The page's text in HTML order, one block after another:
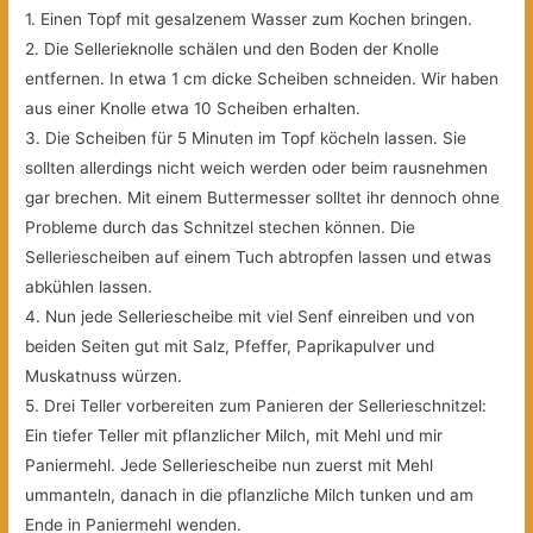
1. Einen Topf mit gesalzenem Wasser zum Kochen bringen.
2. Die Sellerieknolle schälen und den Boden der Knolle
entfernen. In etwa 1 cm dicke Scheiben schneiden. Wir haben
aus einer Knolle etwa 10 Scheiben erhalten.
3. Die Scheiben für 5 Minuten im Topf köcheln lassen. Sie
sollten allerdings nicht weich werden oder beim rausnehmen
gar brechen. Mit einem Buttermesser solltet ihr dennoch ohne
Probleme durch das Schnitzel stechen können. Die
Selleriescheiben auf einem Tuch abtropfen lassen und etwas
abkühlen lassen.
4. Nun jede Selleriescheibe mit viel Senf einreiben und von
beiden Seiten gut mit Salz, Pfeffer, Paprikapulver und
Muskatnuss würzen.
5. Drei Teller vorbereiten zum Panieren der Sellerieschnitzel:
Ein tiefer Teller mit pflanzlicher Milch, mit Mehl und mir
Paniermehl. Jede Selleriescheibe nun zuerst mit Mehl
ummanteln, danach in die pflanzliche Milch tunken und am
Ende in Paniermehl wenden.